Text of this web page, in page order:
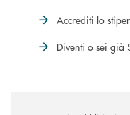
Accrediti lo
Diventi o sei già